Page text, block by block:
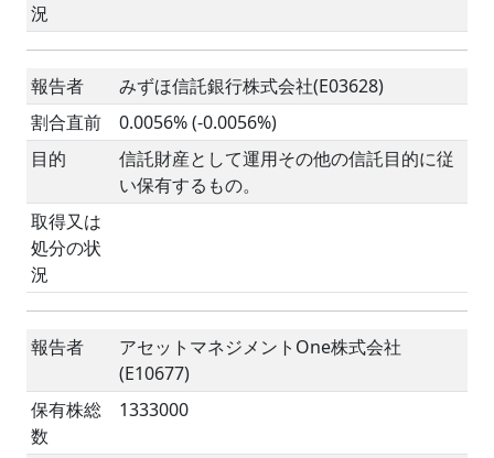
況
報告者
みずほ信託銀行株式会社(E03628)
割合直前
0.0056% (-0.0056%)
目的
信託財産として運用その他の信託目的に従
い保有するもの。
取得又は
処分の状
況
報告者
アセットマネジメントOne株式会社
(E10677)
保有株総
数
1333000